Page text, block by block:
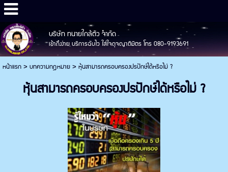
บริษัท ทนายใกล้ตัว จำกัด
เข้าถึงง่าย บริการฉับไว ใส่ใจดุจญาติมิตร โทร 080-9193691
หน้าแรก>บทความกฎหมาย>หุ้นสามารถครอบครองปรปักษ์ได้หรือไม่ ?
หุ้นสามารถครอบครองปรปักษ์ได้หรือไม่ ?